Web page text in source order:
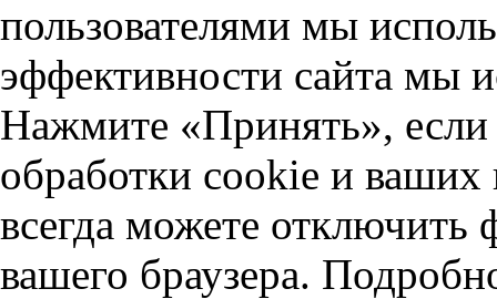
пользователями мы
эффективности сайта мы
Нажмите «Принять», если
обработки cookie и
всегда можете отключить
вашего браузера.